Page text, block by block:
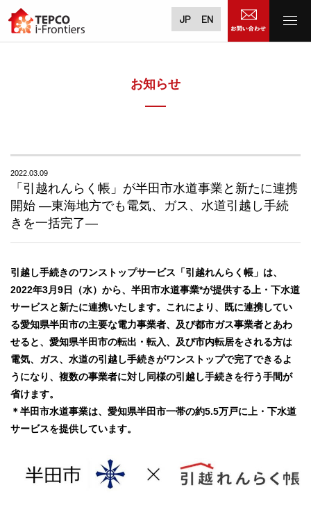
JP EN
お知らせ
2022.03.09
「引越れんらく帳」が半田市水道事業と新たに連携
開始 ―東海地方でも電気、ガス、水道引越し手続
きを一括完了―
引越し手続きのワンストップサービス「引越れんらく帳」は、
2022年3月9日（水）から、半田市水道事業*が提供する上・下水道
サービスと新たに連携いたします。これにより、既に連携してい
る愛知県半田市の主要な電力事業者、及び都市ガス事業者とあわ
せると、愛知県半田市の転出・転入、及び市内転居をされる方は
電気、ガス、水道の引越し手続きがワンストップで完了できるよ
うになり、複数の事業者に対し同様の引越し手続きを行う手間が
省けます。
＊半田市水道事業は、愛知県半田市一帯の約5.5万戸に上・下水道
サービスを提供しています。